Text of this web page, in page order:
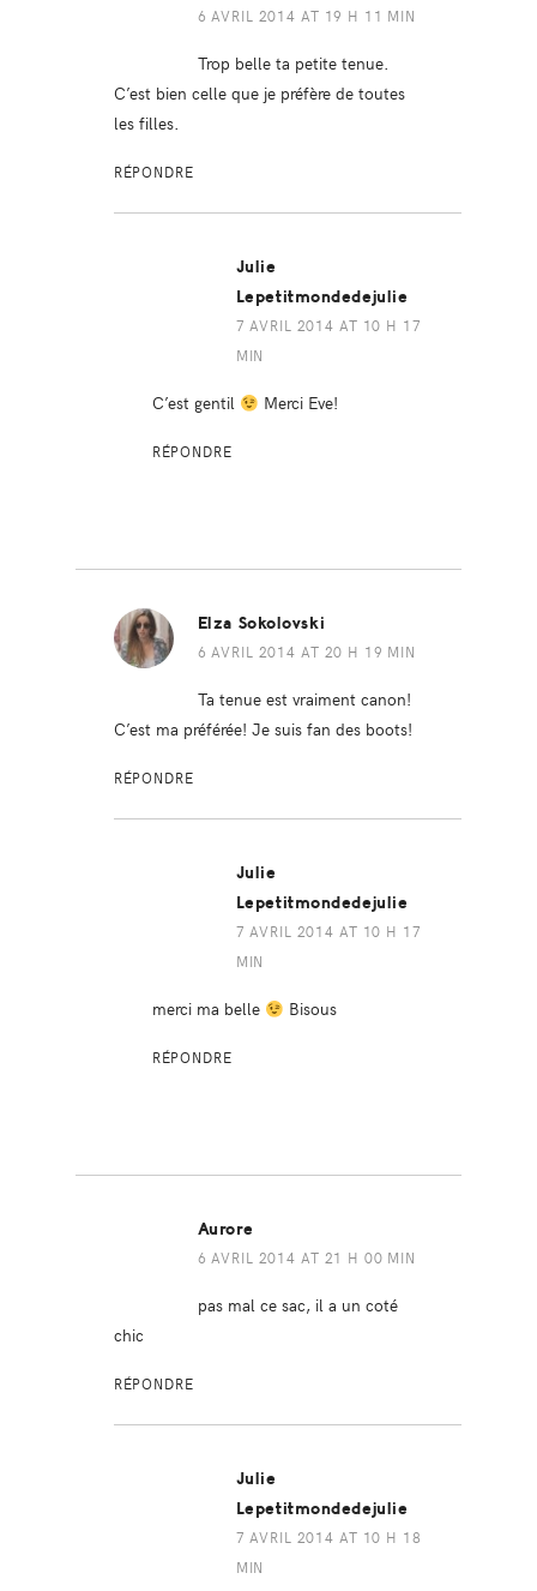
6 AVRIL 2014 AT 19 H 11 MIN
Trop belle ta petite tenue.
C’est bien celle que je préfère de toutes
les filles.
RÉPONDRE
Julie
Lepetitmondedejulie
7 AVRIL 2014 AT 10 H 17
MIN
C’est gentil Merci Eve!
RÉPONDRE
Elza Sokolovski
6 AVRIL 2014 AT 20 H 19 MIN
Ta tenue est vraiment canon!
C’est ma préférée! Je suis fan des boots!
RÉPONDRE
Julie
Lepetitmondedejulie
7 AVRIL 2014 AT 10 H 17
MIN
merci ma belle Bisous
RÉPONDRE
Aurore
6 AVRIL 2014 AT 21 H 00 MIN
pas mal ce sac, il a un coté
chic
RÉPONDRE
Julie
Lepetitmondedejulie
7 AVRIL 2014 AT 10 H 18
MIN